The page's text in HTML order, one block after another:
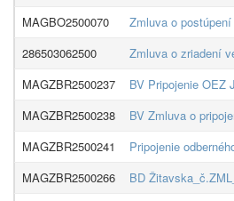
MAGBO2500070
Zmluva o
286503062500
Zmluva o zriadení
MAGZBR2500237
BV Pripojenie OEZ
MAGZBR2500238
BV Zmluva o
MAGZBR2500241
Pripojenie
MAGZBR2500266
BD